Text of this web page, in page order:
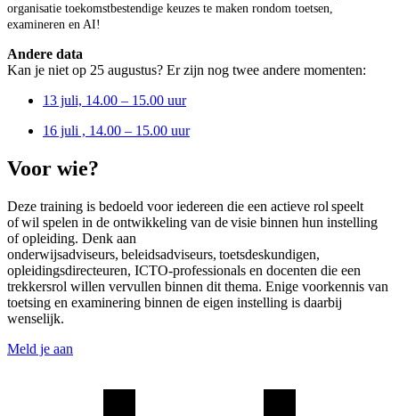
organisatie toekomstbestendige keuzes te maken rondom toetsen,
examineren en AI!
Andere data
Kan je niet op 25 augustus? Er zijn nog twee andere momenten:
13 juli, 14.00 – 15.00 uur
16 juli , 14.00 – 15.00 uur
Voor wie?
Deze training is bedoeld voor iedereen die een actieve rol speelt
of wil spelen in de ontwikkeling van de visie binnen hun instelling
of opleiding. Denk aan
onderwijsadviseurs, beleidsadviseurs, toetsdeskundigen,
opleidingsdirecteuren, ICTO-professionals en docenten die een
trekkersrol willen vervullen binnen dit thema. Enige voorkennis van
toetsing en examinering binnen de eigen instelling is daarbij
wenselijk.
Meld je aan